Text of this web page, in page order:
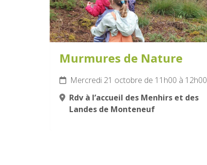
Murmures de Nature
Mercredi 21 octobre de 11h00 à 12h00
Rdv à l’accueil des Menhirs et des
Landes de Monteneuf